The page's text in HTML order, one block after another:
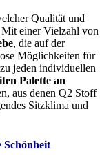
Qualität und
Mit einer Vielzahl von
, die auf der
Möglichkeiten für
jeden individuellen
Palette an
aus denen Q2 Stoff
Sitzklima und
Schönheit